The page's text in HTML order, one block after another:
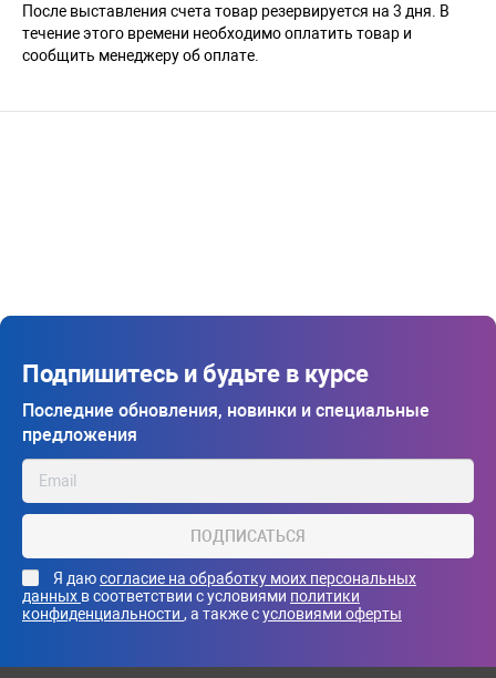
После выставления счета товар резервируется на 3 дня. В
течение этого времени необходимо оплатить товар и
сообщить менеджеру об оплате.
Подпишитесь и будьте в курсе
Последние обновления, новинки и специальные
предложения
ПОДПИСАТЬСЯ
Я даюсогласие на обработку моих персональных
данных в соответствии с условиями политики
конфиденциальности , а также сусловиями оферты